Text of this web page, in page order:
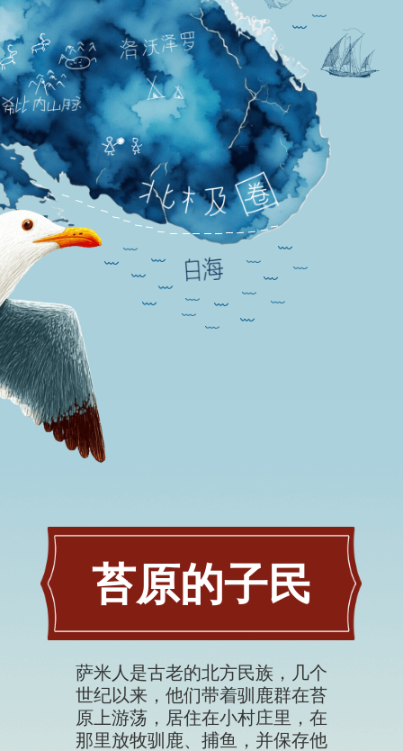
纳维亚半
从外观上
萨米人是古老的北方民族，几个
世纪以来，他们带着驯鹿群在苔
原上游荡，居住在小村庄里，在
那里放牧驯鹿、捕鱼，并保存他
们的传统。